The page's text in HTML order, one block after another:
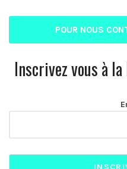
POUR NOUS
Inscrivez vous à